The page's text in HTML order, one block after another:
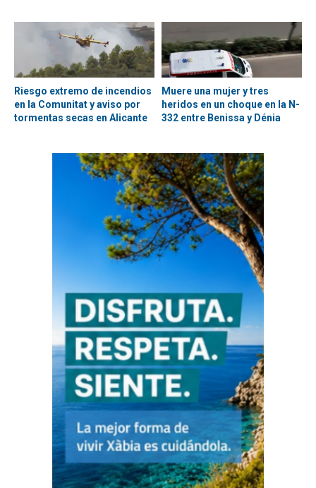
Riesgo extremo de incendios
en la Comunitat y aviso por
tormentas secas en Alicante
Muere una mujer y tres
heridos en un choque en la N-
332 entre Benissa y Dénia